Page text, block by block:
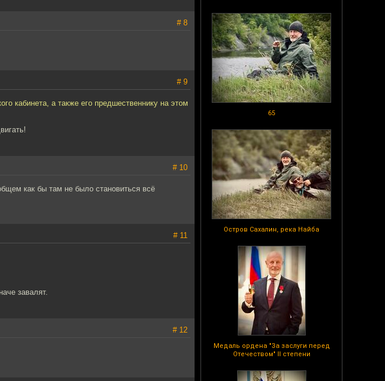
65
Остров Сахалин, река Найба
Медаль ордена "За заслуги перед
Отечеством" II степени
# 8
# 9
кабинета, а также его предшественнику на этом
# 10
как бы там не было становиться всё
# 11
завалят.
# 12